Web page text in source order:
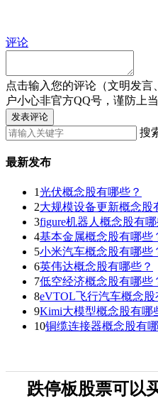
评论
点击输入您的评论（文明发言
户小心非官方QQ号，谨防上当
发表评论
搜
最新发布
1光伏概念股有哪些？
2大规模设备更新概念股
3figure机器人概念股有哪
4基本金属概念股有哪些
5小米汽车概念股有哪些
6英伟达概念股有哪些？
7低空经济概念股有哪些
8eVTOL飞行汽车概念股
9Kimi大模型概念股有哪
10铜缆连接器概念股有
跌停板股票可以